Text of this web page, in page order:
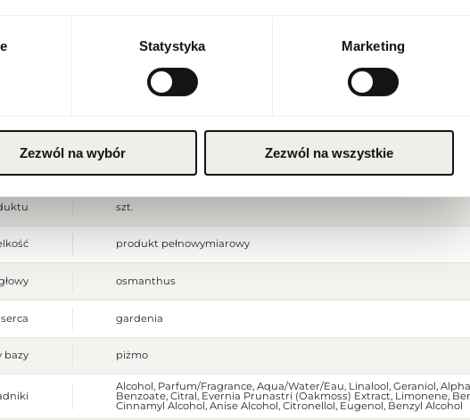
Statystyka Marketing
Zezwól na wybór Zezwól na wszystkie
Produkt łatwopalny. Trzymać z dala od ognia i źródeł ciepła.
Przechowywać w chłodnym miejscu. Nie stosować na podrażnioną
[mm] 55
[g]
szt.
produkt pełnowymiarowy
osmanthus
gardenia
bazy piżmo
Alcohol, Parfum/Fragrance, Aqua/Water/Eau, Linalool, Geraniol,
Benzoate, Citral, Evernia Prunastri (Oakmoss) Extract, Limonene,
Cinnamyl Alcohol, Anise Alcohol, Citronellol, Eugenol, Benzyl Alcohol
ZAPISZ